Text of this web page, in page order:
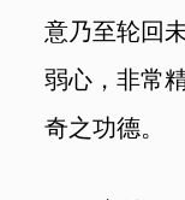
意乃至轮回
弱心，非常
奇之功德。